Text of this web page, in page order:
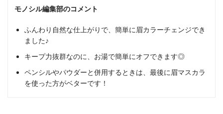
モノシル編集部のコメント
ふんわり自然な仕上がりで、簡単に眉カラーチェンジでき
ました♪
キープ力抜群なのに、お湯で簡単にオフできます◎
ペンシルやパウダーと併用するときは、最後に眉マスカラ
を使った方がベターです！